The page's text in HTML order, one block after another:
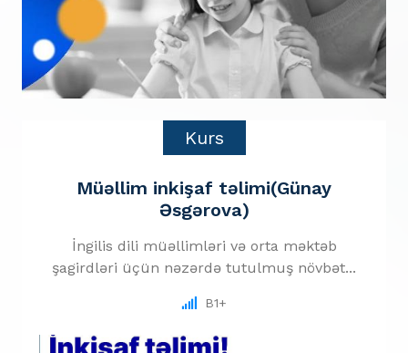
Kurs
Müəllim inkişaf təlimi(Günay
Əsgərova)
İngilis dili müəllimləri və orta məktəb
şagirdləri üçün nəzərdə tutulmuş növbət...
B1+